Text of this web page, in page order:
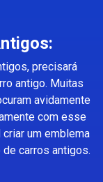
precisará
antigo. Muitas
avidamente
com esse
um emblema
carros antigos.